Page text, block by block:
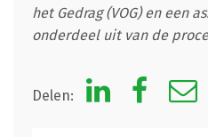
het Gedrag (VOG) en een
onderdeel uit van de
Delen: